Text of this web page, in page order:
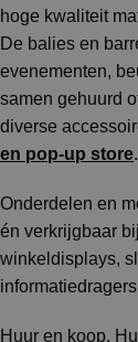
hoge kwaliteit
De balies en
evenementen,
samen gehuurd
diverse
en pop-up store.
Onderdelen en
én verkrijgbaar
winkeldisplays,
Huur en koop.